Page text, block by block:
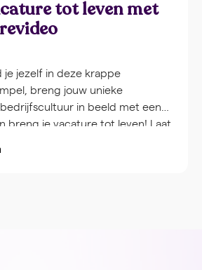
tot leven met
je jezelf in deze krappe
breng jouw unieke
in beeld met een
breng je vacature tot leven! Laat
schermen. Met Vormats kan